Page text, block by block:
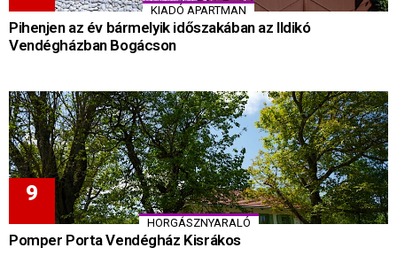
KIADÓ APARTMAN
Pihenjen az év bármelyik időszakában az Ildikó
Vendégházban Bogácson
HORGÁSZNYARALÓ
Pomper Porta Vendégház Kisrákos